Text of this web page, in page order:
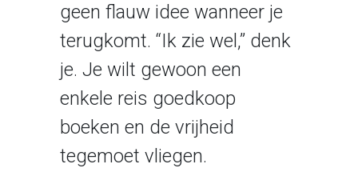
geen flauw idee wanneer je
terugkomt. “Ik zie wel,” denk
je. Je wilt gewoon een
enkele reis goedkoop
boeken en de vrijheid
tegemoet vliegen.